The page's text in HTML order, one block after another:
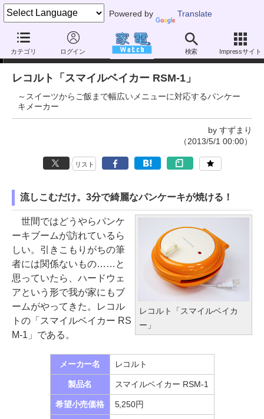
Powered by Translate
カテゴリ ログイン 検索 Impressサイト
家電製品ミニレビュー
レコルト「スマイルベイカー RSM-1」
～スイーツからご飯まで幅広いメニューに対応するパンケー
キメーカー
by すずまり
（2013/5/1 00:00）
リスト
流しこむだけ。3分で綺麗なパンケーキが焼ける！
レコルト「スマイルベイカ
ー」
世間ではどうやらパンケ
ーキブームが訪れているら
しい。引きこもりがちの筆
者には関係ないもの……と
思っていたら、ハードウェ
アという形で我が家にもブ
ームがやってきた。レコル
トの「スマイルベイカー RS
M-1」である。
メーカー名 レコルト
製品名 スマイルベイカー RSM-1
希望小売価格 5,250円